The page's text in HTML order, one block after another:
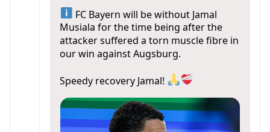
FC Bayern will be without Jamal
Musiala for the time being after the
attacker suffered a torn muscle fibre in
our win against Augsburg.
Speedy recovery Jamal!